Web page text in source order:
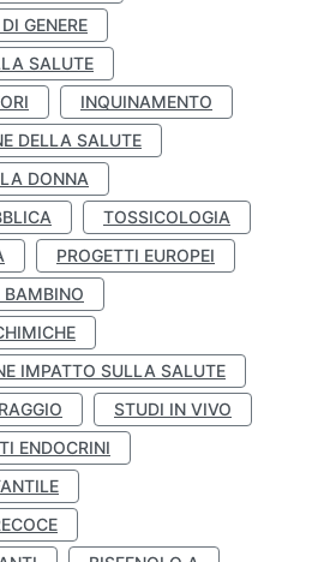
GENERE
SALUTE
INQUINAMENTO
DELLA SALUTE
DONNA
TOSSICOLOGIA
PROGETTI EUROPEI
BAMBINO
IMPATTO SULLA SALUTE
STUDI IN VIVO
ENDOCRINI